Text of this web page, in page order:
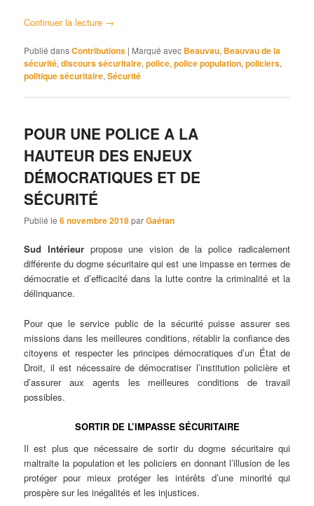
Continuer la lecture →
Publié dansContributions | Marqué avec Beauvau, Beauvau de la
sécurité,discours sécuritaire,police,police population,policiers,
politique sécuritaire,Sécurité
POUR UNE POLICE A LA
HAUTEUR DES ENJEUX
DÉMOCRATIQUES ET DE
SÉCURITÉ
Publié le6 novembre 2018parGaétan
Sud Intérieurpropose une vision de la police radicalement
différente du dogme sécuritaire qui est une impasse en termes de
démocratie et d’efficacité dans la lutte contre la criminalité et la
délinquance.
Pour que le service public de la sécurité puisse assurer ses
missions dans les meilleures conditions, rétablir la confiance des
citoyens et respecter les principes démocratiques d’un État de
Droit, il est nécessaire de démocratiser l’institution policière et
d’assurer aux agents les meilleures conditions de travail
possibles.
SORTIR DE L’IMPASSE SÉCURITAIRE
Il est plus que nécessaire de sortir du dogme sécuritaire qui
maltraite la population et les policiers en donnant l’illusion de les
protéger pour mieux protéger les intérêts d’une minorité qui
prospère sur les inégalités et les injustices.